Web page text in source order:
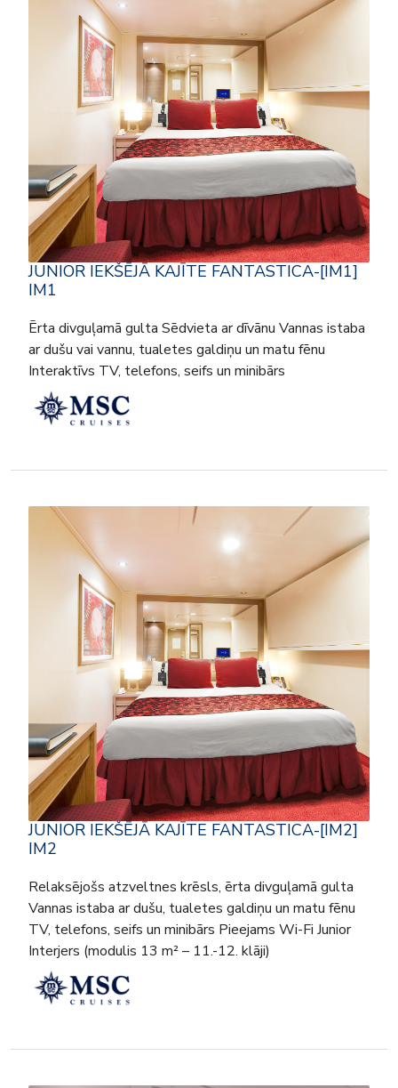
JUNIOR IEKŠĒJĀ KAJĪTE FANTASTICA-[IM1]
IM1
Ērta divguļamā gulta Sēdvieta ar dīvānu Vannas istaba
ar dušu vai vannu, tualetes galdiņu un matu fēnu
Interaktīvs TV, telefons, seifs un minibārs
JUNIOR IEKŠĒJĀ KAJĪTE FANTASTICA-[IM2]
IM2
Relaksējošs atzveltnes krēsls, ērta divguļamā gulta
Vannas istaba ar dušu, tualetes galdiņu un matu fēnu
TV, telefons, seifs un minibārs Pieejams Wi-Fi Junior
Interjers (modulis 13 m² – 11.-12. klāji)